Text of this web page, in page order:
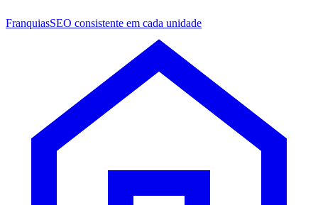
FranquiasSEO consistente em cada unidade